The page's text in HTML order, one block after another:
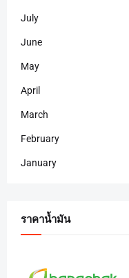
July
June
May
April
March
February
January
ราคาน้ำมัน